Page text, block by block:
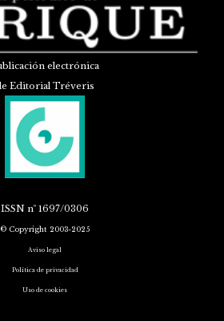
electrónica
Editorial Tréveris
ISSN nº 1697/0306
© Copyright 2003-2025
Aviso legal
Política de privacidad
Uso de cookies